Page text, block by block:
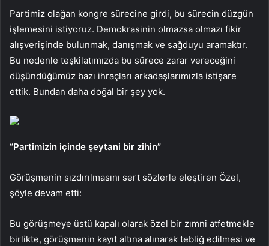
Partimiz olağan kongre sürecine girdi, bu sürecin düzgün
işlemesini istiyoruz. Demokrasinin olmazsa olmazı fikir
alışverişinde bulunmak, danışmak ve sağduyu aramaktır.
Bu nedenle teşkilatımızda bu sürece zarar vereceğini
düşündüğümüz bazı ihraçları arkadaşlarımızla istişare
ettik. Bundan daha doğal bir şey yok.
“Partimizin içinde şeytani bir zihin”
Görüşmenin sızdırılmasını sert sözlerle eleştiren Özel,
şöyle devam etti:
Bu görüşmeye üstü kapalı olarak özel bir zımni atfetmekle
birlikte, görüşmenin kayıt altına alınarak tebliğ edilmesi ve